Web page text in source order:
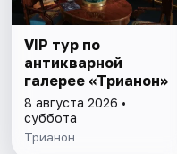
VIP тур по
антикварной
галерее «Трианон»
8 августа 2026 •
суббота
Трианон